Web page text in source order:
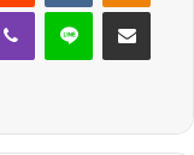
Viber Line E-Posta ile